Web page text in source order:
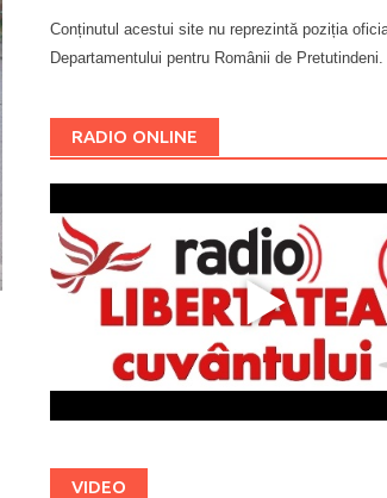
Conținutul acestui site nu reprezintă poziția
Departamentului pentru Românii de Pretutindeni.
RADIO ONLINE
VIDEO